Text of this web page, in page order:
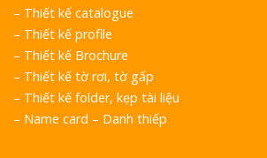
– Thiết kế catalogue
– Thiết kế profile
– Thiết kế Brochure
– Thiết kế tờ rơi, tờ gấp
– Thiết kế folder, kẹp tài liệu
– Name card – Danh thiếp